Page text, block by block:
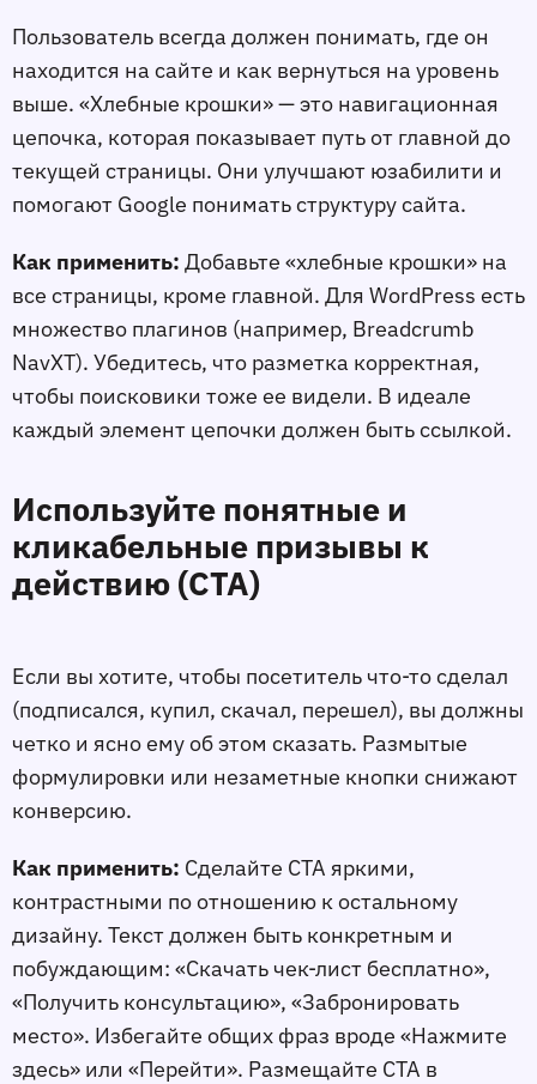
Пользователь всегда должен понимать, где он
находится на сайте и как вернуться на уровень
выше. «Хлебные крошки» — это навигационная
цепочка, которая показывает путь от главной до
текущей страницы. Они улучшают юзабилити и
помогают Google понимать структуру сайта.
Как применить: Добавьте «хлебные крошки» на
все страницы, кроме главной. Для WordPress есть
множество плагинов (например, Breadcrumb
NavXT). Убедитесь, что разметка корректная,
чтобы поисковики тоже еe видели. В идеале
каждый элемент цепочки должен быть ссылкой.
Используйте понятные и
кликабельные призывы к
действию (CTA)
Если вы хотите, чтобы посетитель что-то сделал
(подписался, купил, скачал, перешeл), вы должны
чeтко и ясно ему об этом сказать. Размытые
формулировки или незаметные кнопки снижают
конверсию.
Как применить: Сделайте CTA яркими,
контрастными по отношению к остальному
дизайну. Текст должен быть конкретным и
побуждающим: «Скачать чек-лист бесплатно»,
«Получить консультацию», «Забронировать
место». Избегайте общих фраз вроде «Нажмите
здесь» или «Перейти». Размещайте CTA в